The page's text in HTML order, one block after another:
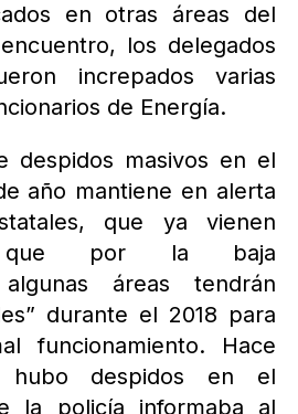
en otras áreas del
los delegados
increpados varias
de Energía.
despidos masivos en el
año mantiene en alerta
que ya vienen
que por la baja
algunas áreas tendrán
durante el 2018 para
funcionamiento. Hace
hubo despidos en el
la policía informaba al